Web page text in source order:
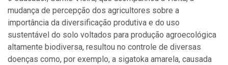
mudança de percepção dos agricultores sobre a
importância da diversificação produtiva e do uso
sustentável do solo voltados para produção agroecológica
altamente biodiversa, resultou no controle de diversas
doenças como, por exemplo, a sigatoka amarela, causada